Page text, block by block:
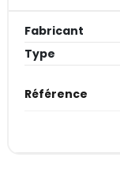
Fabricant
Type
Référence